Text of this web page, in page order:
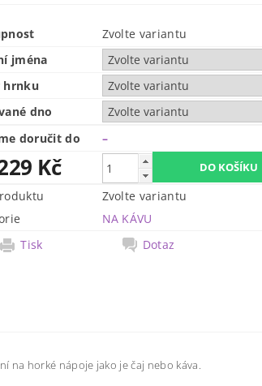
Zvolte variantu
jména
hrnku
dno
doručit do
–
Kč
Zvolte variantu
NA KÁVU
Tisk
Dotaz
na horké nápoje jako je čaj nebo káva.